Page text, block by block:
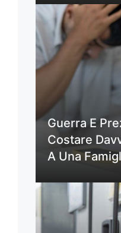
Guerra E
Costare
A Una